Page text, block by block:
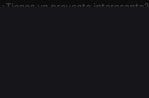
¿Tienes un proyecto interesante?